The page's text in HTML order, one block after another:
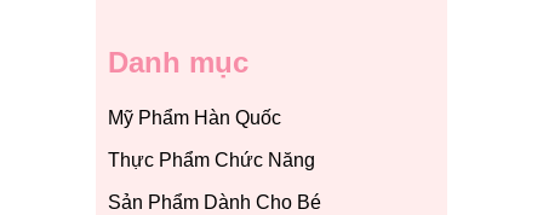
Danh mục
Mỹ Phẩm Hàn Quốc
Thực Phẩm Chức Năng
Sản Phẩm Dành Cho Bé